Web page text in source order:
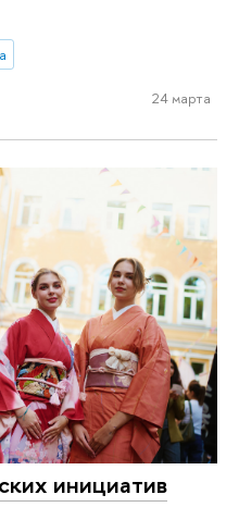
24 марта
инициатив